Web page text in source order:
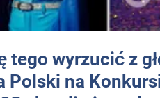
tego wyrzucić z
Polski na